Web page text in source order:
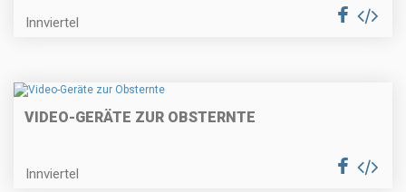
Innviertel
VIDEO-GERÄTE ZUR OBSTERNTE
Innviertel